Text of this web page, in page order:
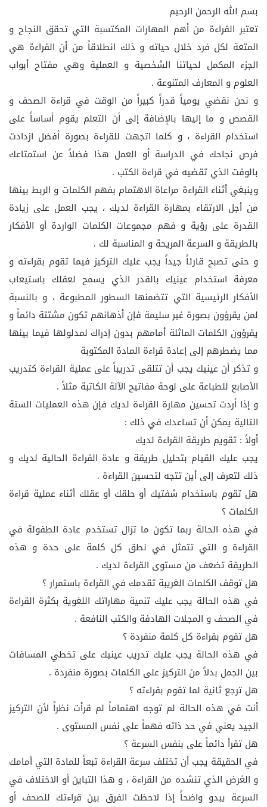
بسم الله الرحمن الرحيم
تعتبر القراءة من أهم المهارات المكتسبة التي تحقق النجاح و
المتعة لكل فرد خلال حياته و ذلك انطلاقاً من أن القراءة هي
الجزء المكمل لحياتنا الشخصية و العملية وهي مفتاح أبواب
العلوم و المعارف المتنوعة .
و نحن نقضي يومياً قدراً كبيراً من الوقت في قراءة الصحف و
القصص و ما إليها بالإضافة إلى أن التعلم يقوم أساساً على
استخدام القراءة ، و كلما اتجهت للقراءة بصورة أفضل ازدادت
فرص نجاحك في الدراسة أو العمل هذا فضلاً عن استمتاعك
بالوقت الذي تقضيه في قراءة الكتب .
وينبغي أثناء القراءة مراعاة الاهتمام بفهم الكلمات و الربط بينها
من أجل الارتقاء بمهارة القراءة لديك ، يجب العمل على زيادة
القدرة على رؤية و فهم مجموعات الكلمات الواردة أو الأفكار
بالطريقة و السرعة المريحة و المناسبة لك .
و حتى تصبح قارئاً جيداً يجب عليك التركيز فيما تقوم بقراءته و
معرفة استخدام عينيك بالقدر الذي يسمح لعقلك باستيعاب
الأفكار الرئيسية التي تتضمنها السطور المطبوعة ، و بالنسبة
لمن يقرؤون بصورة غير سليمة فإن أذهانهم تكون مشتتة دائماً و
يقرؤون الكلمات الماثلة أمامهم بدون إدراك لمدلولها فيما بينها
مما يضطرهم إلى إعادة قراءة المادة المكتوبة
و تذكر أن عينيك يجب أن تتلقى تدريباً على عملية القراءة كتدريب
الأصابع للطباعة على لوحة مفاتيح الآلة الكاتبة مثلاً .
و إذا أردت تحسين مهارة القراءة لديك فإن هذه العمليات الستة
التالية يمكن أن تساعدك في ذلك :
أولاً : تقويم طريقة القراءة لديك
يجب عليك القيام بتحليل طريقة و عادة القراءة الحالية لديك و
ذلك لتعرف إلى أين تتجه لتحسين القراءة .
هل تقوم باستخدام شفتيك أو حلقك أو عقلك أثناء عملية قراءة
الكلمات ؟
في هذه الحالة ربما تكون ما تزال تستخدم عادة الطفولة في
القراءة و التي تتمثل في نطق كل كلمة على حدة و هذه
الطريقة تضعف من مستوى القراءة لديك .
هل توقف الكلمات الغريبة تقدمك في القراءة باستمرار ؟
في هذه الحالة يجب عليك تنمية مهاراتك اللغوية بكثرة القراءة
في الصحف و المجلات الهادفة والكتب النافعة .
هل تقوم بقراءة كل كلمة منفردة ؟
في هذه الحالة يجب عليك تدريب عينيك على تخطي المسافات
بين الجمل بدلاً من التركيز على الكلمات بصورة منفردة .
هل ترجع ثانية لما تقوم بقراءته ؟
أنت في هذه الحالة لم توجه اهتماماً لم قرأت نظراً لأن التركيز
الجيد يعني في حد ذاته فهماً على نفس المستوى .
هل تقرأ دائماً على بنفس السرعة ؟
في الحقيقة يجب أن تختلف سرعة القراءة تبعاً للمادة التي أمامك
و الغرض الذي تنشده من القراءة ، و هذا التباين أو الاختلاف في
السرعة يبدو واضحاً إذا لاحظت الفرق بين قراءتك للصحف أو